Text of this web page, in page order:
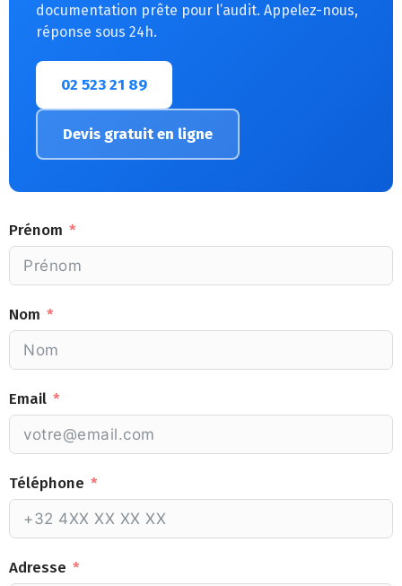
documentation prête pour l’audit. Appelez-nous,
réponse sous 24h.
02 523 21 89
Devis gratuit en ligne
Prénom
Nom
Email
Téléphone
Adresse